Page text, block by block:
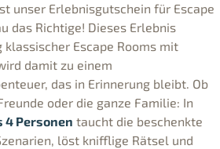
unser Erlebnisgutschein für Escape
das Richtige! Dieses Erlebnis
Escape Rooms mit
damit zu einem
das in Erinnerung bleibt. Ob
oder die ganze Familie: In
4 Personen taucht die beschenkte
löst knifflige Rätsel und